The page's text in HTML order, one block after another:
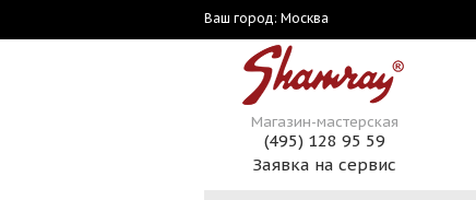
Ваш город: Москва
Магазин-мастерская
(495) 128 95 59
Заявка на сервис